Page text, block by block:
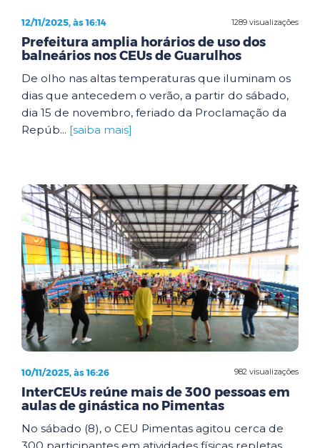
1289 visualizações
12/11/2025, às 16:14
Prefeitura amplia horários de uso dos
balneários nos CEUs de Guarulhos
De olho nas altas temperaturas que iluminam os
dias que antecedem o verão, a partir do sábado,
dia 15 de novembro, feriado da Proclamação da
Repúb... [saiba mais]
982 visualizações
10/11/2025, às 16:26
InterCEUs reúne mais de 300 pessoas em
aulas de ginástica no Pimentas
No sábado (8), o CEU Pimentas agitou cerca de
300 participantes em atividades físicas repletas